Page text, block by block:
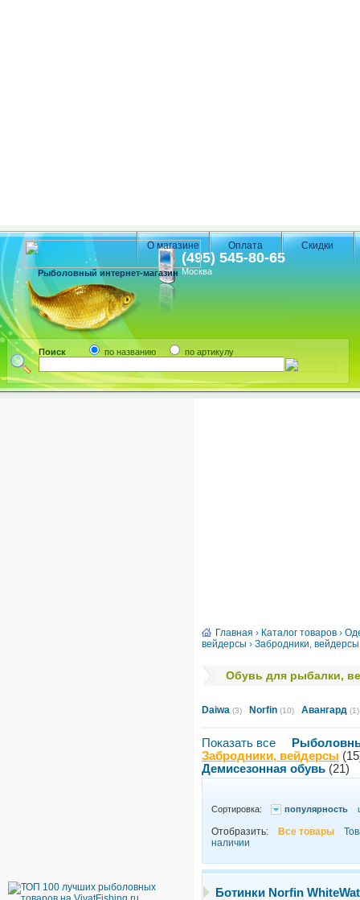
(495) 545-80-65
Москва
Рыболовный интернет-магазин
Поиск по названию по артикулу
О магазине Оплата Скидки
Главная › Каталог товаров ›
вейдерсы › Забродники, вейдерсы
Обувь для рыбалки,
Daiwa (3) Norfin (10) Авангард (1)
Показать все
Забродники, вейдерсы
Демисезонная обувь (21)
Сортировка: популярность
Отобразить: Все товары
наличии
Ботинки Norfin